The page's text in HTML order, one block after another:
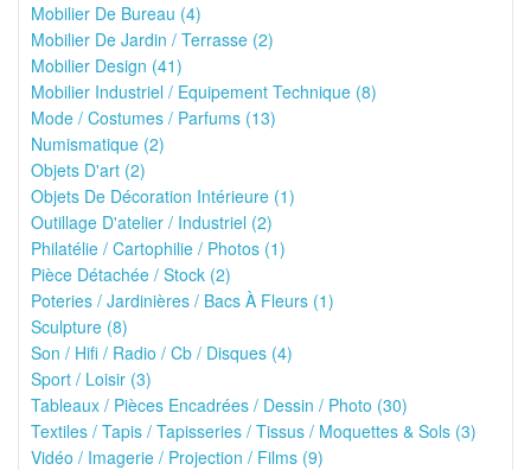
Mobilier De Bureau (4)
Mobilier De Jardin / Terrasse (2)
Mobilier Design (41)
Mobilier Industriel / Equipement Technique (8)
Mode / Costumes / Parfums (13)
Numismatique (2)
Objets D'art (2)
Objets De Décoration Intérieure (1)
Outillage D'atelier / Industriel (2)
Philatélie / Cartophilie / Photos (1)
Pièce Détachée / Stock (2)
Poteries / Jardinières / Bacs À Fleurs (1)
Sculpture (8)
Son / Hifi / Radio / Cb / Disques (4)
Sport / Loisir (3)
Tableaux / Pièces Encadrées / Dessin / Photo (30)
Textiles / Tapis / Tapisseries / Tissus / Moquettes & Sols (3)
Vidéo / Imagerie / Projection / Films (9)